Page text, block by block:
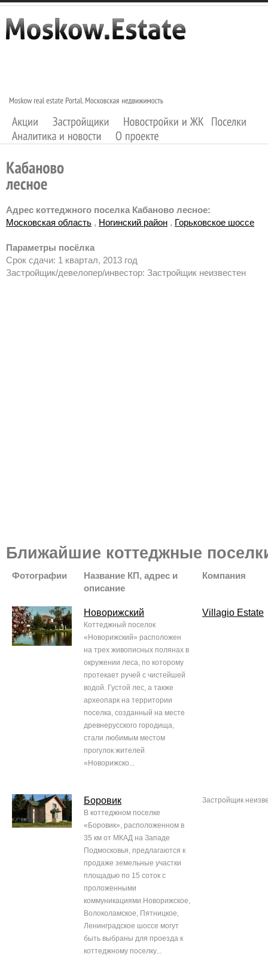
Адрес коттеджного поселка Кабаново лесное:
Московская область , Ногинский район , Горьковское шоссе
Параметры посёлка
Срок сдачи: 1 квартал, 2013 год
Застройщик/девелопер/инвестор: Застройщик неизвестен
Ближайшие коттеджные
Фотографии
Название КП, адрес и
описание
Компания
Новорижский
Коттеджный поселок
«Новорижский» расположен
на трех живописных полянах в
окружении леса, по которому
протекает ручей с чистейшей
водой. Густой лес, а также
археопарк на территории
поселка, созданный на месте
древнерусского городища,
стали любимым местом
прогулок жителей
«Новорижско...
Villagio Estate
Боровик
В коттеджном поселке
«Боровик», расположенном в
35 км от МКАД на Западе
Подмосковья, предлагаются к
продаже земельные участки
площадью по 15 соток с
проложенными
коммуникациями.Новорижское,
Волоколамское, Пятницкое,
Ленинградское шоссе могут
быть выбраны для проезда к
коттеджному поселку...
Застройщик